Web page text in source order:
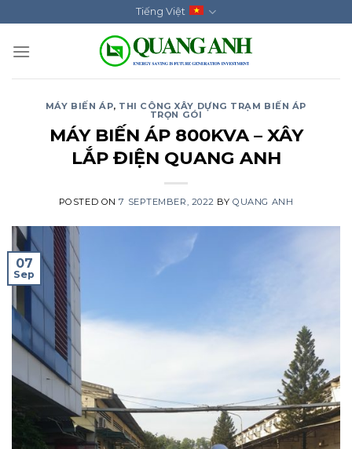
to
content
Tiếng Việt
MÁY BIẾN ÁP, THI CÔNG XÂY DỰNG TRẠM BIẾN ÁP
TRỌN GÓI
MÁY BIẾN ÁP 800KVA – XÂY
LẮP ĐIỆN QUANG ANH
POSTED ON7 SEPTEMBER, 2022 BYQUANG ANH
07
Sep